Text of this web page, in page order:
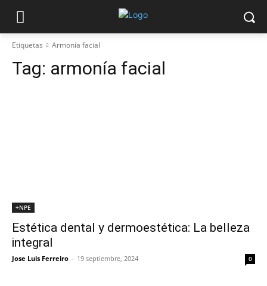
Etiquetas Armonía facial
Tag: armonía facial
+NPE
Estética dental y dermoestética: La belleza
integral
Jose Luis Ferreiro - 19 septiembre, 2024 0